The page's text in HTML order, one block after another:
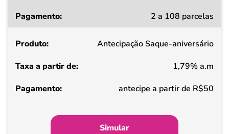
a
de
Pagamento
2 a 108 parcelas
Antecipação Saque-aniversário
1,79% a.m
antecipe a partir de R$50
Simular